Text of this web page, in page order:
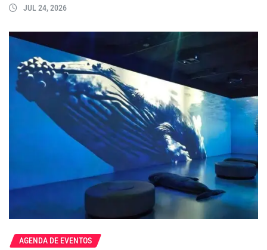
JUL 24, 2026
AGENDA DE EVENTOS